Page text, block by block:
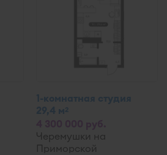
1-комнатная студия
29,4 м2
Черемушки на
Приморской